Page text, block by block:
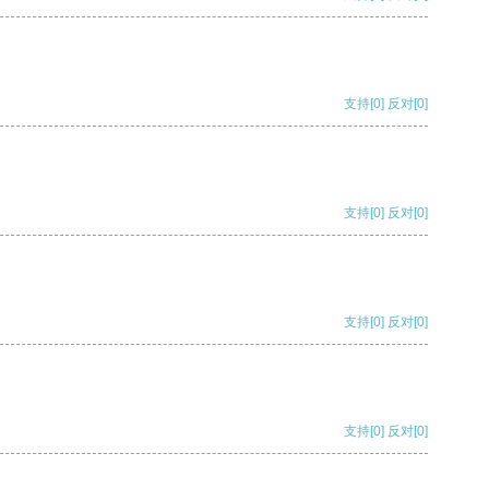
支持[0] 反对[0]
支持[0] 反对[0]
支持[0] 反对[0]
支持[0] 反对[0]